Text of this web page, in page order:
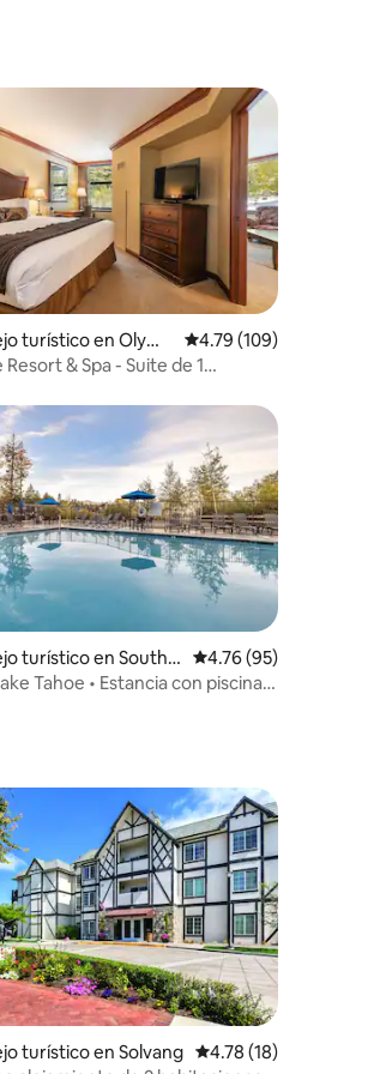
5.0 de 5, 10 reseñas
turístico en Olymp
Calificación promedio:
4.79 (109)
Resort & Spa - Suite de 1
4.71 de 5, 63 reseñas
turístico en South L Calificación
4.76 (95)
Tahoe • Estancia con piscina y
5.0 de 5, 3 reseñas
turístico en Solvang Calificación
4.78 (18)